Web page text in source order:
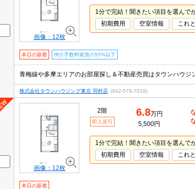
画像：12枚
1分で完結！聞きたい項目を選んで
初期費用
空室情報 これ
本日の新着 仲介手数料家賃の55%以下
株式会社タウンハウジング東京 羽村店 (042-579-7019)
画像：12枚
2階
即入居可
6.8万円
5,500円
1分で完結！聞きたい項目を選んで
初期費用
空室情報 これ
本日の新着